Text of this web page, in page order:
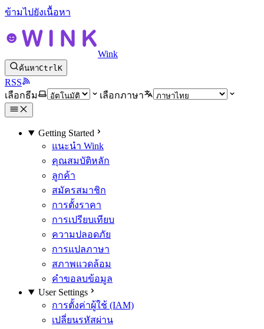
ข้ามไปยังเนื้อหา
Wink
ค้นหาCtrlK
RSS
เลือกธีม
เลือกภาษา
Getting Started
แนะนำ Wink
คุณสมบัติหลัก
ลูกค้า
สมัครสมาชิก
การตั้งราคา
การเปรียบเทียบ
ความปลอดภัย
การแปลภาษา
สภาพแวดล้อม
คำขอลบข้อมูล
User Settings
การตั้งค่าผู้ใช้ (IAM)
เปลี่ยนรหัสผ่าน